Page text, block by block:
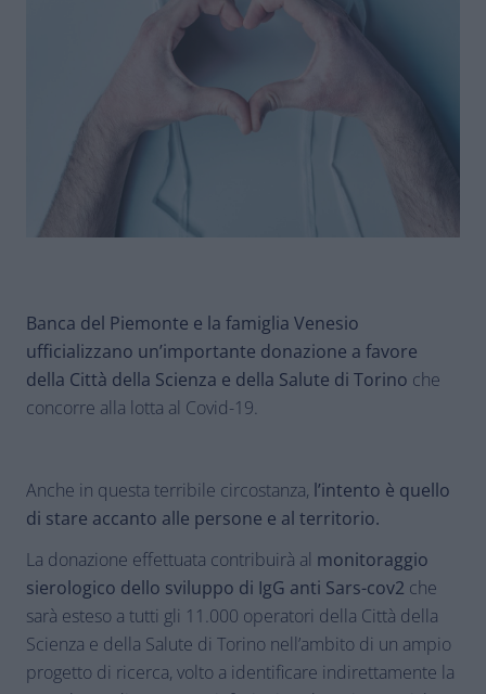
Banca del Piemonte e la famiglia Venesio
ufficializzano un’importante donazione a favore
della Città della Scienza e della Salute di Torino che
concorre alla lotta al Covid-19.
Anche in questa terribile circostanza, l’intento è quello
di stare accanto alle persone e al territorio.
La donazione effettuata contribuirà al monitoraggio
sierologico dello sviluppo di IgG anti Sars-cov2 che
sarà esteso a tutti gli 11.000 operatori della Città della
Scienza e della Salute di Torino nell’ambito di un ampio
progetto di ricerca, volto a identificare indirettamente la